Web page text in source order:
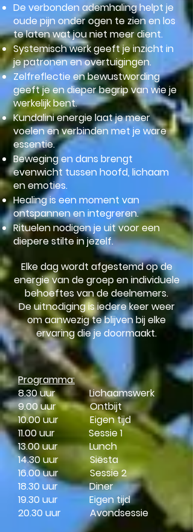
Programma:
8.30 uur Lichaamswerk
9.00 uur Ontbijt
10.00 uur Eigen tijd
11.00 uur Sessie 1
13.00 uur Lunch
14.30 uur Siësta
16.00 uur Sessie 2
18.30 uur Diner
19.30 uur Eigen tijd
20.30 uur Avondsessie
De verbonden ademhaling helpt je
oude pijn onder ogen te zien en los
te laten wat jou niet meer dient.
Systemisch werk geeft je inzicht in
je patronen en overtuigingen.
Zelfreflectie en bewustwording
geeft je en dieper begrip van wie je
werkelijk bent.
Kundalini energie laat je meer
voelen en verbinden met je ware
essentie.
Beweging en dans brengt
evenwicht tussen hoofd, lichaam
en emoties.
Healing is een moment van
ontspannen en integreren.
Rituelen nodigen je uit voor een
diepere stilte in jezelf.
Elke dag wordt afgestemd op de
energie van de groep en individuele
behoeftes van de deelnemers.
De uitnodiging is iedere keer weer
om aanwezig te blijven bij elke
ervaring die je doormaakt.